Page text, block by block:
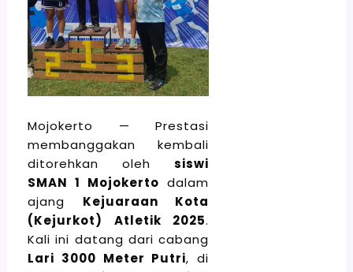
Mojokerto — Prestasi
membanggakan kembali
ditorehkan oleh siswi
SMAN 1 Mojokerto dalam
ajang Kejuaraan Kota
(Kejurkot) Atletik 2025.
Kali ini datang dari cabang
Lari 3000 Meter Putri, di